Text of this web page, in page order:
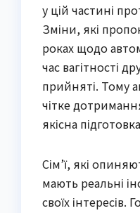
у цій частині
Зміни, які
роках щодо
час вагітності
прийняті. Тому
чітке
якісна
Сім’ї, які
мають реальні
своїх